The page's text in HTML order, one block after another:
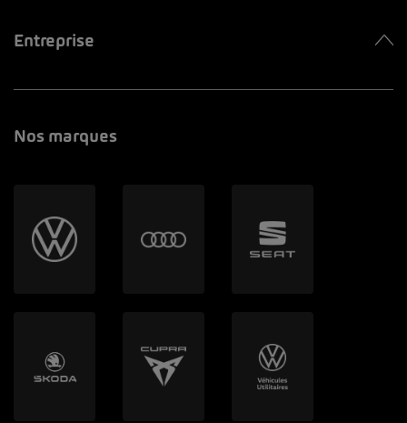
Entreprise
Nos marques